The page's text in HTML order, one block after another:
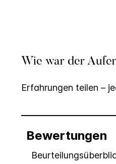
Wie war der
Erfahrungen teilen –